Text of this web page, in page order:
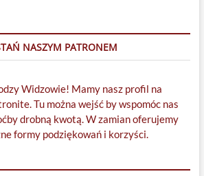
NASZYM PATRONEM
Widzowie! Mamy nasz profil na
Tu można wejść by wspomóc nas
drobną kwotą. W zamian oferujemy
formy podziękowań i korzyści.